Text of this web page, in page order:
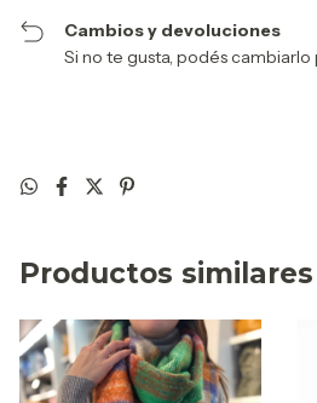
Cambios y devoluciones
Si no te gusta, podés cambiarlo
Productos similares